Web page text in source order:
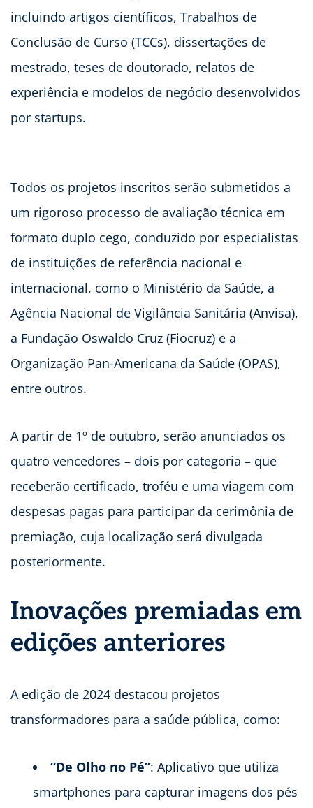
incluindo artigos científicos, Trabalhos de
Conclusão de Curso (TCCs), dissertações de
mestrado, teses de doutorado, relatos de
experiência e modelos de negócio desenvolvidos
por startups.
Todos os projetos inscritos serão submetidos a
um rigoroso processo de avaliação técnica em
formato duplo cego, conduzido por especialistas
de instituições de referência nacional e
internacional, como o Ministério da Saúde, a
Agência Nacional de Vigilância Sanitária (Anvisa),
a Fundação Oswaldo Cruz (Fiocruz) e a
Organização Pan-Americana da Saúde (OPAS),
entre outros.
A partir de 1º de outubro, serão anunciados os
quatro vencedores – dois por categoria – que
receberão certificado, troféu e uma viagem com
despesas pagas para participar da cerimônia de
premiação, cuja localização será divulgada
posteriormente.
Inovações premiadas em
edições anteriores
A edição de 2024 destacou projetos
transformadores para a saúde pública, como:
“De Olho no Pé”: Aplicativo que utiliza
smartphones para capturar imagens dos pés